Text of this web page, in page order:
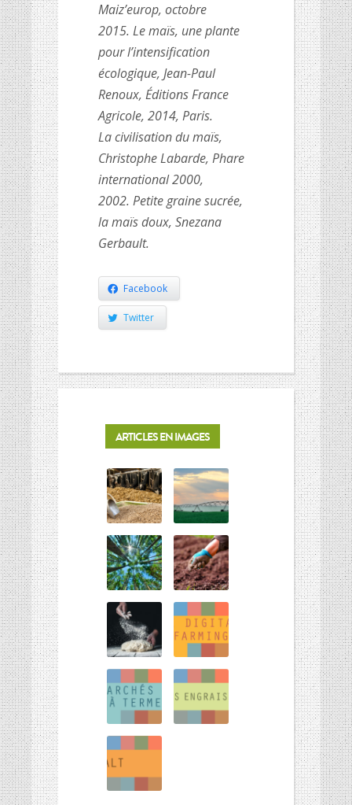
Maiz’europ, octobre
2015. Le maïs, une plante
pour l’intensification
écologique, Jean-Paul
Renoux, Éditions France
Agricole, 2014, Paris.
La civilisation du maïs,
Christophe Labarde, Phare
international 2000,
2002. Petite graine sucrée,
la maïs doux, Snezana
Gerbault.
Facebook
Twitter
ARTICLES EN IMAGES